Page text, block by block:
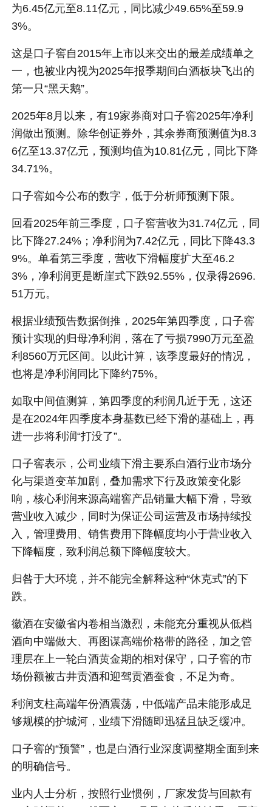
为6.45亿元至8.11亿元，同比减少49.65%至59.9
3%。
这是口子窖自2015年上市以来交出的最差成绩单之
一，也被业内视为2025年报季期间白酒板块飞出的
第一只“黑天鹅”。
2025年8月以来，有19家券商对口子窖2025年净利
润做出预测。除华创证券外，其余券商预测值为8.3
6亿至13.37亿元，预测均值为10.81亿元，同比下降
34.71%。
口子窖如今公布的数字，低于分析师预测下限。
回看2025年前三季度，口子窖营收为31.74亿元，同
比下降27.24%；净利润为7.42亿元，同比下降43.3
9%。单看第三季度，营收下滑幅度扩大至46.2
3%，净利润更是断崖式下跌92.55%，仅录得2696.
51万元。
根据业绩预告数据倒推，2025年第四季度，口子窖
预计实现的归母净利润，落在了亏损7990万元至盈
利8560万元区间。以此计算，该季度最好的情况，
也将是净利润同比下降约75%。
如取中间值测算，第四季度的利润几近于无，这还
是在2024年四季度本身基数已经下滑的基础上，再
进一步将利润“打没了”。
口子窖表示，公司业绩下滑主要系白酒行业市场分
化与渠道变革加剧，叠加需求下行及政策变化影
响，核心利润来源高端窖产品销量大幅下滑，导致
营业收入减少，同时为保证公司运营及市场持续投
入，管理费用、销售费用下降幅度均小于营业收入
下降幅度，致利润总额下降幅度较大。
归咎于大环境，并不能完全解释这种“休克式”的下
跌。
徽酒在安徽省内卷相当激烈，未能充分重视从低档
酒向中端做大、再图谋高端价格带的路径，加之管
理层在上一轮白酒黄金期的相对保守，口子窖的市
场份额被古井贡酒和迎驾贡酒蚕食，不足为奇。
利润支柱高端年份酒震荡，中低端产品未能形成足
够规模的护城河，业绩下滑随即迅猛且缺乏缓冲。
口子窖的“预警”，也是白酒行业深度调整期全面到来
的明确信号。
业内人士分析，按照行业惯例，厂家发货与回款有